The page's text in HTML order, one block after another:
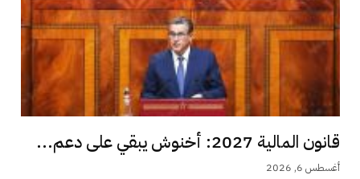
قانون المالية 2027: أخنوش يبقي على دعم...
أغسطس 6, 2026